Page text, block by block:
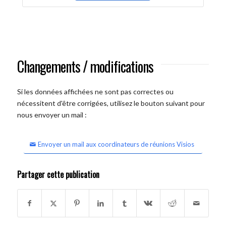
Changements / modifications
Si les données affichées ne sont pas correctes ou
nécessitent d'être corrigées, utilisez le bouton suivant pour
nous envoyer un mail :
Envoyer un mail aux coordinateurs de réunions Visios
Partager cette publication